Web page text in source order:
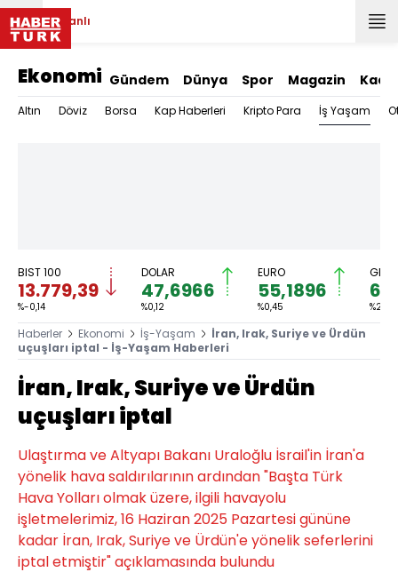
Canlı
Ekonomi Gündem Dünya Spor Magazin
Altın Döviz Borsa Kap Haberleri Kripto Para İş Yaşam
BIST 100
13.779,39
%-0,14
DOLAR
47,6966
%0,12
EURO
55,1896
%0,45 %2,59
Haberler Ekonomi İş-Yaşam
İran, Irak, Suriye ve Ürdün
uçuşları iptal - İş-Yaşam Haberleri
İran, Irak, Suriye ve Ürdün
uçuşları iptal
Ulaştırma ve Altyapı Bakanı Uraloğlu İsrail'in İran'a
yönelik hava saldırılarının ardından "Başta Türk
Hava Yolları olmak üzere, ilgili havayolu
işletmelerimiz, 16 Haziran 2025 Pazartesi gününe
kadar İran, Irak, Suriye ve Ürdün'e yönelik seferlerini
iptal etmiştir" açıklamasında bulundu